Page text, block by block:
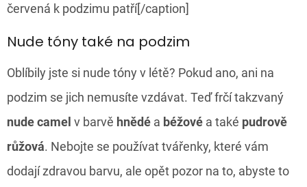
červená k podzimu patří[/caption]
Nude tóny také na podzim
Oblíbily jste si nude tóny v létě? Pokud ano, ani na
podzim se jich nemusíte vzdávat. Teď frčí takzvaný
nude camel v barvě hnědé a béžové a také pudrově
růžová. Nebojte se používat tvářenky, které vám
dodají zdravou barvu, ale opět pozor na to, abyste to